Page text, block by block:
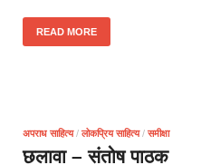
READ MORE
अपराध साहित्य/ लोकप्रिय साहित्य/ समीक्षा
छलावा – संतोष पाठक